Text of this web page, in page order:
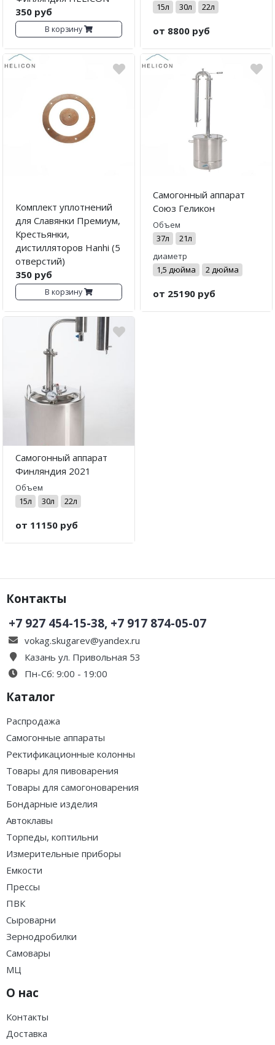
350 руб
В корзину
15л
30л 22л
от 8800 руб
Комплект уплотнений
для Славянки Премиум,
Крестьянки,
дистилляторов Hanhi (5
отверстий)
350 руб
В корзину
Самогонный аппарат
Союз Геликон
Объем
37л
21л
диаметр
1,5 дюйма
2 дюйма
от 25190 руб
Cамогонный аппарат
Финляндия 2021
Объем
15л
30л 22л
от 11150 руб
Контакты
+7 927 454-15-38, +7 917 874-05-07
vokag.skugarev@yandex.ru
Казань ул. Привольная 53
Пн-Сб: 9:00 - 19:00
Каталог
Распродажа
Самогонные аппараты
Ректификационные колонны
Товары для пивоварения
Товары для самогоноварения
Бондарные изделия
Автоклавы
Торпеды, коптильни
Измерительные приборы
Емкости
Прессы
ПВК
Сыроварни
Зернодробилки
Самовары
МЦ
О нас
Контакты
Доставка